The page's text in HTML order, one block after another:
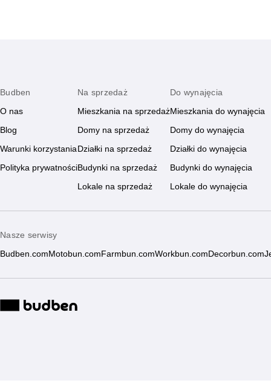
Budben
O nas
Blog
Warunki korzystania
Polityka prywatności
Na sprzedaż
Mieszkania na sprzedaż
Domy na sprzedaż
Działki na sprzedaż
Budynki na sprzedaż
Lokale na sprzedaż
Do wynajęcia
Mieszkania do wynajęcia
Domy do wynajęcia
Działki do wynajęcia
Budynki do wynajęcia
Lokale do wynajęcia
Nasze serwisy
Budben.com Motobun.com Farmbun.comWorkbun.com Decorbun.com